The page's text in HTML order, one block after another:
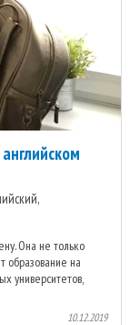
Она не только
образование на
университетов,
10.12.2019